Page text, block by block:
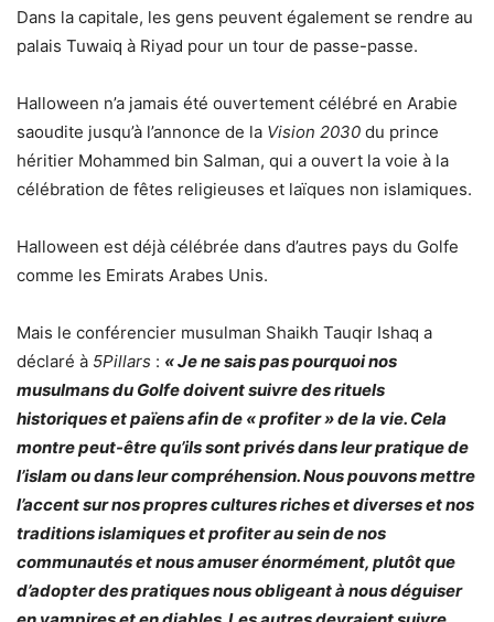
Dans la capitale, les gens peuvent également se rendre au
palais Tuwaiq à Riyad pour un tour de passe-passe.
Halloween n’a jamais été ouvertement célébré en Arabie
saoudite jusqu’à l’annonce de la Vision 2030 du prince
héritier Mohammed bin Salman, qui a ouvert la voie à la
célébration de fêtes religieuses et laïques non islamiques.
Halloween est déjà célébrée dans d’autres pays du Golfe
comme les Emirats Arabes Unis.
Mais le conférencier musulman Shaikh Tauqir Ishaq a
déclaré à 5Pillars : « Je ne sais pas pourquoi nos
musulmans du Golfe doivent suivre des rituels
historiques et païens afin de « profiter » de la vie. Cela
montre peut-être qu’ils sont privés dans leur pratique de
l’islam ou dans leur compréhension. Nous pouvons mettre
l’accent sur nos propres cultures riches et diverses et nos
traditions islamiques et profiter au sein de nos
communautés et nous amuser énormément, plutôt que
d’adopter des pratiques nous obligeant à nous déguiser